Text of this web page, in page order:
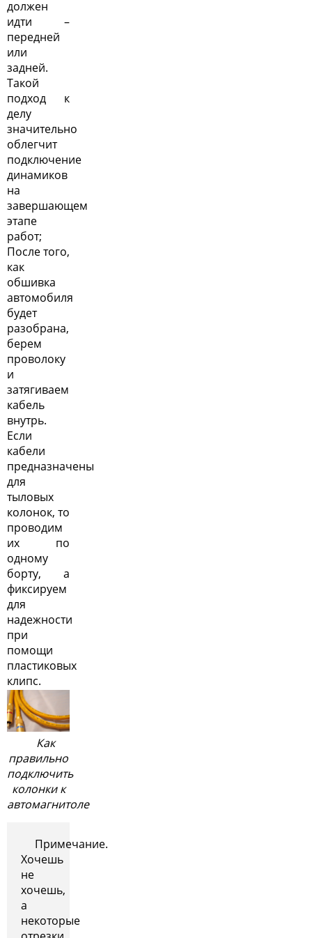
должен
идти –
передней
или
задней.
Такой
подход к
делу
значительно
облегчит
подключение
динамиков
на
завершающем
этапе
работ;
После того,
как
обшивка
автомобиля
будет
разобрана,
берем
проволоку
и
затягиваем
кабель
внутрь.
Если
кабели
предназначены
для
тыловых
колонок, то
проводим
их по
одному
борту, а
фиксируем
для
надежности
при
помощи
пластиковых
клипс.
Как
правильно
подключить
колонки к
автомагнитоле
Примечание.
Хочешь
не
хочешь,
а
некоторые